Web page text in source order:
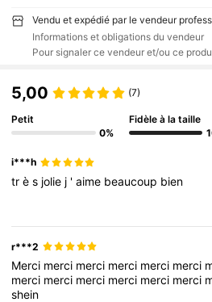
Vendu et expédié par le vendeur
Informations et obligations du vendeur
Pour signaler ce vendeur et/ou ce
5,00 (7)
Petit
0%
Fidèle à la taille
i***h
très jolie j 'aime beaucoup bien
r***2
Merci merci merci merci merci merci
merci merci merci merci merci merci
shein